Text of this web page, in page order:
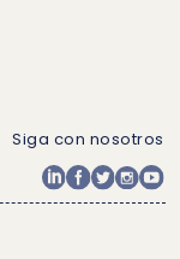
Siga con nosotros